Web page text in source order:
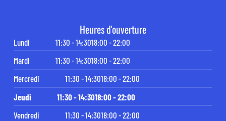
Heures d'ouverture
Lundi 11:30 - 14:3018:00 - 22:00
Mardi
11:30 - 14:3018:00 - 22:00
Mercredi
11:30 - 14:3018:00 - 22:00
Jeudi
11:30 - 14:3018:00 - 22:00
Vendredi
11:30 - 14:3018:00 - 22:00